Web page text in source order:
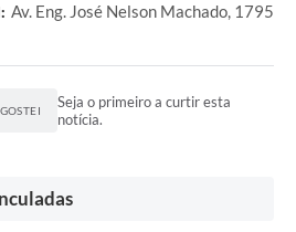
Av. Eng. José Nelson Machado, 1795
Seja o primeiro a curtir esta
notícia.